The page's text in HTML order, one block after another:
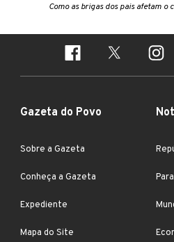
Como as brigas dos pais afetam o
Gazeta do Povo
Sobre a Gazeta
Conheça a Gazeta
Expediente
Mapa do Site